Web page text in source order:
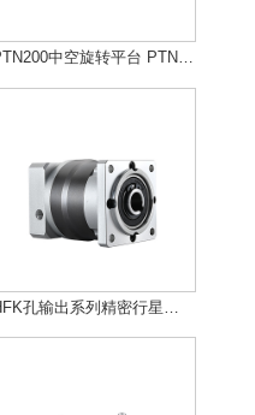
PTN200中空旋转平台 PTN200中空旋转平台